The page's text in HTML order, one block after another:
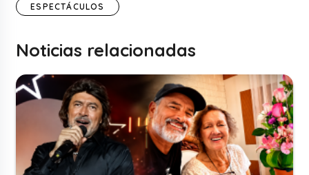
ESPECTÁCULOS
Noticias relacionadas